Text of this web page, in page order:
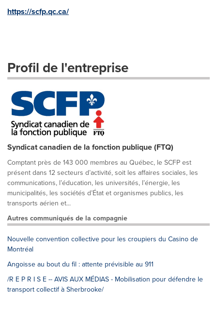
https://scfp.qc.ca/
Profil de l'entreprise
Syndicat canadien de la fonction publique (FTQ)
Comptant près de 143 000 membres au Québec, le SCFP est
présent dans 12 secteurs d’activité, soit les affaires sociales, les
communications, l’éducation, les universités, l’énergie, les
municipalités, les sociétés d’État et organismes publics, les
transports aérien et...
Autres communiqués de la compagnie
Nouvelle convention collective pour les croupiers du Casino de
Montréal
Angoisse au bout du fil : attente prévisible au 911
/R E P R I S E -- AVIS AUX MÉDIAS - Mobilisation pour défendre le
transport collectif à Sherbrooke/